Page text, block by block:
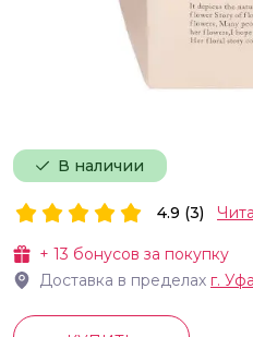
В наличии
+ 13 бонусов за покупку
Доставка в пределах г. Уфа
4.9 (3)